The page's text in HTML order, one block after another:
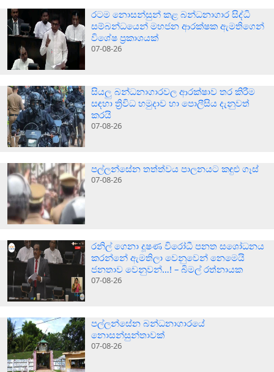
රටම නොසන්සුන් කළ බන්ධනාගාර සිද්ධි
සම්බන්ධයෙන් මහජන ආරක්ෂක ඇමතිගෙන්
විශේෂ ප්‍රකාශයක්
07-08-26
සියලු බන්ධනාගාරවල ආරක්ෂාව තර කිරීම
සඳහා ත්‍රිවිධ හමුදාව හා පොලීසිය දැනුවත්
කරයි
07-08-26
පල්ලන්සේන තත්ත්වය පාලනයට කඳුළු ගෑස්
07-08-26
රනිල් ගෙනා දූෂණ විරෝධී පනත සශෝධනය
කරන්නේ ඇමතිලා වෙනුවෙන් නෙමෙයි
ජනතාව වෙනුවන්…! – බිමල් රත්නායක
07-08-26
පල්ලන්සේන බන්ධනාගාරයේ
නොසන්සුන්තාවක්
07-08-26